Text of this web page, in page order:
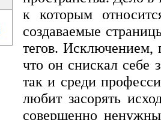
к которым
создаваемые
тегов. Исключением,
что он снискал себе
так и среди
любит засорять
совершенно